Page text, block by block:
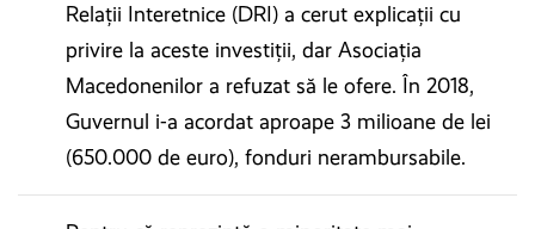
Relații Interetnice (DRI) a cerut explicații cu
privire la aceste investiții, dar Asociația
Macedonenilor a refuzat să le ofere. În 2018,
Guvernul i-a acordat aproape 3 milioane de lei
(650.000 de euro), fonduri nerambursabile.